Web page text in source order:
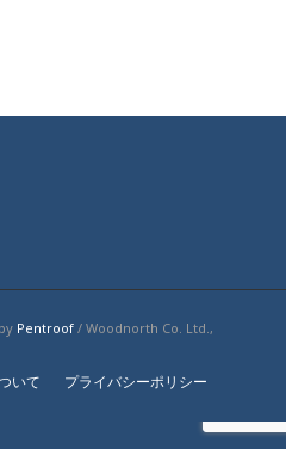
Pentroof / Woodnorth Co. Ltd.,
いて プライバシーポリシー